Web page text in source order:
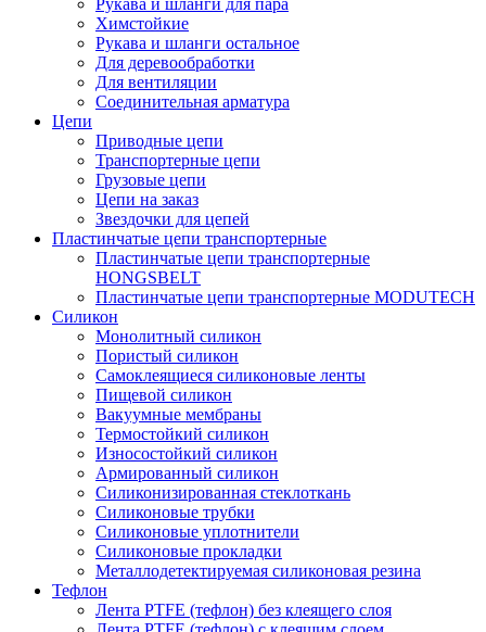
Рукава и шланги для пара
Химстойкие
Рукава и шланги остальное
Для деревообработки
Для вентиляции
Соединительная арматура
Цепи
Приводные цепи
Транспортерные цепи
Грузовые цепи
Цепи на заказ
Звездочки для цепей
Пластинчатые цепи транспортерные
Пластинчатые цепи транспортерные
HONGSBELT
Пластинчатые цепи транспортерные MODUTECH
Силикон
Монолитный силикон
Пористый силикон
Самоклеящиеся силиконовые ленты
Пищевой силикон
Вакуумные мембраны
Термостойкий силикон
Износостойкий силикон
Армированный силикон
Силиконизированная стеклоткань
Силиконовые трубки
Силиконовые уплотнители
Силиконовые прокладки
Металлодетектируемая силиконовая резина
Тефлон
Лента PTFE (тефлон) без клеящего слоя